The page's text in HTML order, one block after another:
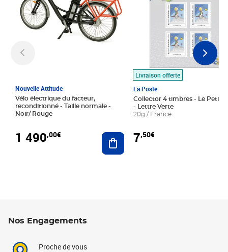
Nouvelle Attitude
Vélo électrique du facteur,
reconditionné - Taille normale -
Noir/ Rouge
1 490,00€ Ajouter au panier
Livraison offerte
La Poste
Collector 4 timbres - Le Petit
- Lettre Verte
20g / France
7,50€
Nos Engagements
Proche de vous